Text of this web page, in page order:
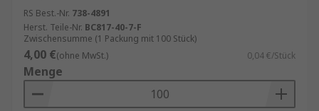
RS Best.-Nr. 738-4891
Herst. Teile-Nr. BC817-40-7-F
Zwischensumme (1 Packung mit 100 Stück)
4,00 €(ohne MwSt.) 0,04 €/Stück
Menge